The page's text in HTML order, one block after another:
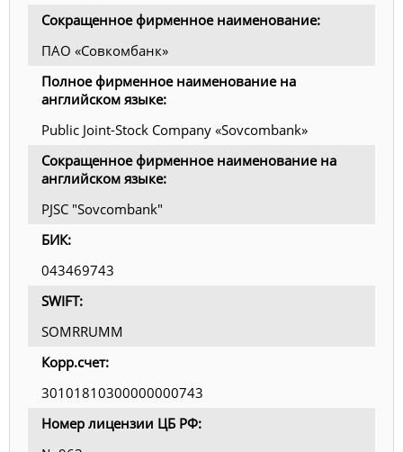
Сокращенное фирменное наименование:
ПАО «Совкомбанк»
Полное фирменное наименование на
английском языке:
Public Joint-Stock Company «Sovcombank»
Сокращенное фирменное наименование на
английском языке:
PJSC "Sovcombank"
БИК:
043469743
SWIFT:
SOMRRUMM
Корр.счет:
30101810300000000743
Номер лицензии ЦБ РФ: